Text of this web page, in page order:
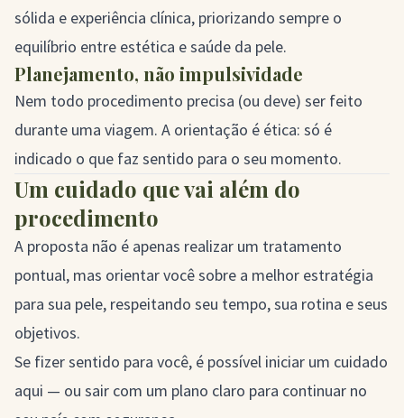
sólida e experiência clínica, priorizando sempre o
equilíbrio entre estética e saúde da pele.
Planejamento, não impulsividade
Nem todo procedimento precisa (ou deve) ser feito
durante uma viagem. A orientação é ética: só é
indicado o que faz sentido para o seu momento.
Um cuidado que vai além do
procedimento
A proposta não é apenas realizar um tratamento
pontual, mas orientar você sobre a melhor estratégia
para sua pele, respeitando seu tempo, sua rotina e seus
objetivos.
Se fizer sentido para você, é possível iniciar um cuidado
aqui — ou sair com um plano claro para continuar no